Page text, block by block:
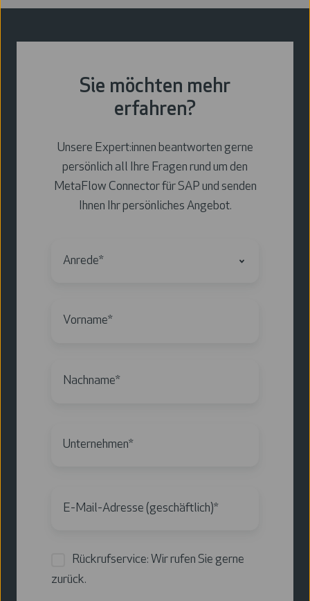
Sie möchten mehr
erfahren?
Unsere Expert:innen beantworten gerne
persönlich all Ihre Fragen rund um den
MetaFlow Connector für SAP und senden
Ihnen Ihr persönliches Angebot.
Rückrufservice: Wir rufen Sie gerne
zurück.